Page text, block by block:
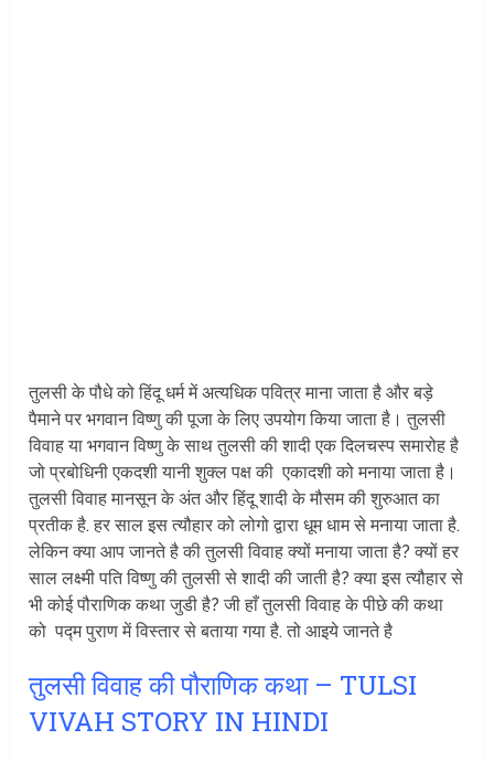
तुलसी के पौधे को हिंदू धर्म में अत्यधिक पवित्र माना जाता है और बड़े
पैमाने पर भगवान विष्णु की पूजा के लिए उपयोग किया जाता है। तुलसी
विवाह या भगवान विष्णु के साथ तुलसी की शादी एक दिलचस्प समारोह है
जो प्रबोधिनी एकदशी यानी शुक्ल पक्ष की एकादशी को मनाया जाता है।
तुलसी विवाह मानसून के अंत और हिंदू शादी के मौसम की शुरुआत का
प्रतीक है. हर साल इस त्यौहार को लोगो द्वारा धूम धाम से मनाया जाता है.
लेकिन क्या आप जानते है की तुलसी विवाह क्यों मनाया जाता है? क्यों हर
साल लक्ष्मी पति विष्णु की तुलसी से शादी की जाती है? क्या इस त्यौहार से
भी कोई पौराणिक कथा जुडी है? जी हाँ तुलसी विवाह के पीछे की कथा
को पद्म पुराण में विस्तार से बताया गया है. तो आइये जानते है
तुलसी विवाह की पौराणिक कथा – TULSI
VIVAH STORY IN HINDI